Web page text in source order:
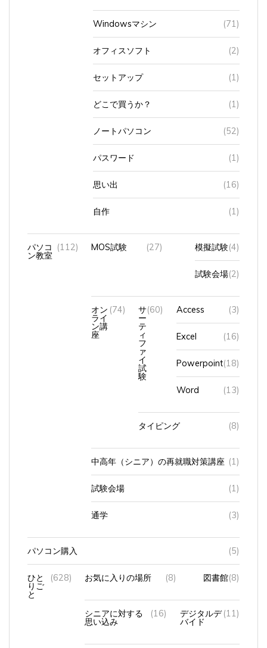
Windowsマシン (71)
(2)
セットアップ (1)
どこで買うか？ (1)
ノートパソコン (52)
パスワード (1)
思い出 (16)
自作 (1)
パソコ
ン教室
(112) MOS試験 (27) 模擬試験 (4)
試験会場 (2)
ライ
ン講
座
(74)
ー
テ
ィ
フ
ァ
イ
試
験
(60) Access (3)
Excel (16)
Powerpoint (18)
Word (13)
タイピング (8)
中高年（シニア）の再就職対策講座 (1)
試験会場 (1)
通学 (3)
パソコン購入 (5)
りご
と
(628) お気に入りの場所 (8) 図書館 (8)
シニアに対する
思い込み
(16) デジタルデ
バイド
(11)